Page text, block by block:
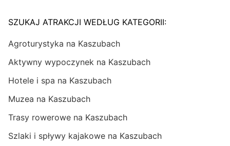
SZUKAJ ATRAKCJI WEDŁUG KATEGORII:
Agroturystyka na Kaszubach
Aktywny wypoczynek na Kaszubach
Hotele i spa na Kaszubach
Muzea na Kaszubach
Trasy rowerowe na Kaszubach
Szlaki i spływy kajakowe na Kaszubach